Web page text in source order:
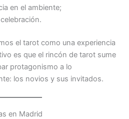
en el ambiente;
el tarot como una experiencia
es que el rincón de tarot sume
protagonismo a lo
los novios y sus invitados.
en Madrid